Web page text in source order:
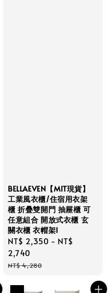
BELLAEVEN【MIT現貨】
工業風衣櫃/住宿用衣架
櫃 折疊雙開門 抽屜櫃 可
任意組合 開放式衣櫃 玄
關衣櫃 衣帽架I
Sale
price
NT$ 2,350 - NT$
2,740
Regular
NT$ 4,280